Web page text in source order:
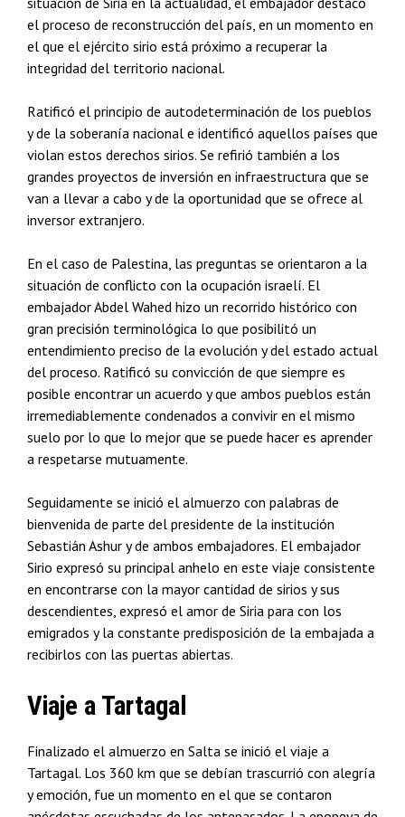
el proceso de reconstrucción del país, en un momento en
el que el ejército sirio está próximo a recuperar la
integridad del territorio nacional.
Ratificó el principio de autodeterminación de los pueblos
y de la soberanía nacional e identificó aquellos países que
violan estos derechos sirios. Se refirió también a los
grandes proyectos de inversión en infraestructura que se
van a llevar a cabo y de la oportunidad que se ofrece al
inversor extranjero.
En el caso de Palestina, las preguntas se orientaron a la
situación de conflicto con la ocupación israelí. El
embajador Abdel Wahed hizo un recorrido histórico con
gran precisión terminológica lo que posibilitó un
entendimiento preciso de la evolución y del estado actual
del proceso. Ratificó su convicción de que siempre es
posible encontrar un acuerdo y que ambos pueblos están
irremediablemente condenados a convivir en el mismo
suelo por lo que lo mejor que se puede hacer es aprender
a respetarse mutuamente.
Seguidamente se inició el almuerzo con palabras de
bienvenida de parte del presidente de la institución
Sebastián Ashur y de ambos embajadores. El embajador
Sirio expresó su principal anhelo en este viaje consistente
en encontrarse con la mayor cantidad de sirios y sus
descendientes, expresó el amor de Siria para con los
emigrados y la constante predisposición de la embajada a
recibirlos con las puertas abiertas.
Viaje a Tartagal
Finalizado el almuerzo en Salta se inició el viaje a
Tartagal. Los 360 km que se debían trascurrió con alegría
y emoción, fue un momento en el que se contaron